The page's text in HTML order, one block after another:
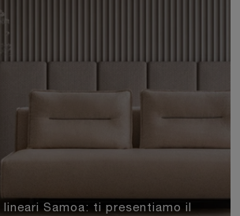
Samoa: ti presentiamo il